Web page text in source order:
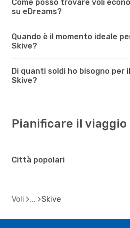
Come posso trovare voli
su eDreams?
Quando è il momento ideale
Skive?
Di quanti soldi ho bisogno per
Skive?
Pianificare il viaggio
Città popolari
Voli Skive